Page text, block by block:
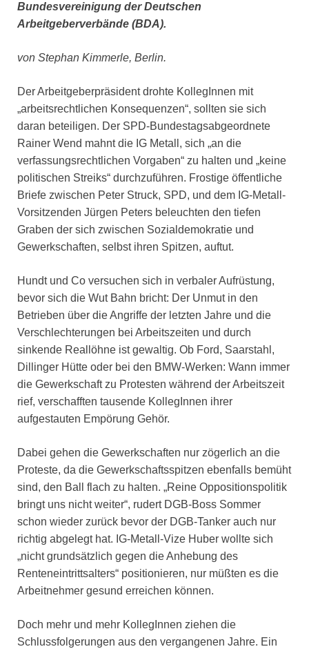
Bundesvereinigung der Deutschen
Arbeitgeberverbände (BDA).
von Stephan Kimmerle, Berlin.
Der Arbeitgeberpräsident drohte KollegInnen mit
„arbeitsrechtlichen Konsequenzen“, sollten sie sich
daran beteiligen. Der SPD-Bundestagsabgeordnete
Rainer Wend mahnt die IG Metall, sich „an die
verfassungsrechtlichen Vorgaben“ zu halten und „keine
politischen Streiks“ durchzuführen. Frostige öffentliche
Briefe zwischen Peter Struck, SPD, und dem IG-Metall-
Vorsitzenden Jürgen Peters beleuchten den tiefen
Graben der sich zwischen Sozialdemokratie und
Gewerkschaften, selbst ihren Spitzen, auftut.
Hundt und Co versuchen sich in verbaler Aufrüstung,
bevor sich die Wut Bahn bricht: Der Unmut in den
Betrieben über die Angriffe der letzten Jahre und die
Verschlechterungen bei Arbeitszeiten und durch
sinkende Reallöhne ist gewaltig. Ob Ford, Saarstahl,
Dillinger Hütte oder bei den BMW-Werken: Wann immer
die Gewerkschaft zu Protesten während der Arbeitszeit
rief, verschafften tausende KollegInnen ihrer
aufgestauten Empörung Gehör.
Dabei gehen die Gewerkschaften nur zögerlich an die
Proteste, da die Gewerkschaftsspitzen ebenfalls bemüht
sind, den Ball flach zu halten. „Reine Oppositionspolitik
bringt uns nicht weiter“, rudert DGB-Boss Sommer
schon wieder zurück bevor der DGB-Tanker auch nur
richtig abgelegt hat. IG-Metall-Vize Huber wollte sich
„nicht grundsätzlich gegen die Anhebung des
Renteneintrittsalters“ positionieren, nur müßten es die
Arbeitnehmer gesund erreichen können.
Doch mehr und mehr KollegInnen ziehen die
Schlussfolgerungen aus den vergangenen Jahre. Ein